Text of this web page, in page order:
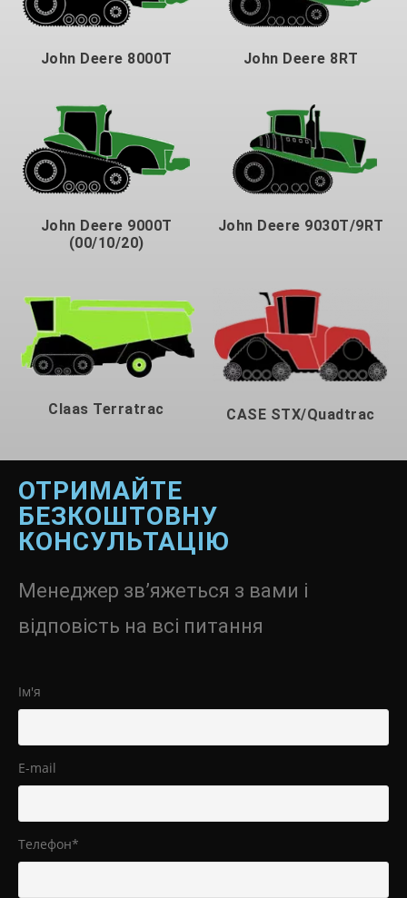
John Deere 8000T John Deere 8RT
John Deere 9000T
(00/10/20)
John Deere 9030T/9RT
Claas Terratrac CASE STX/Quadtrac
ОТРИМАЙТЕ
БЕЗКОШТОВНУ
КОНСУЛЬТАЦІЮ
Менеджер зв’яжеться з вами і
відповість на всі питання
Ім'я
E-mail
Телефон*